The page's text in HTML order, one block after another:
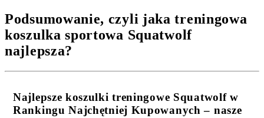
Podsumowanie, czyli jaka treningowa
koszulka sportowa Squatwolf
najlepsza?
Najlepsze koszulki treningowe Squatwolf w
Rankingu Najchętniej Kupowanych – nasze